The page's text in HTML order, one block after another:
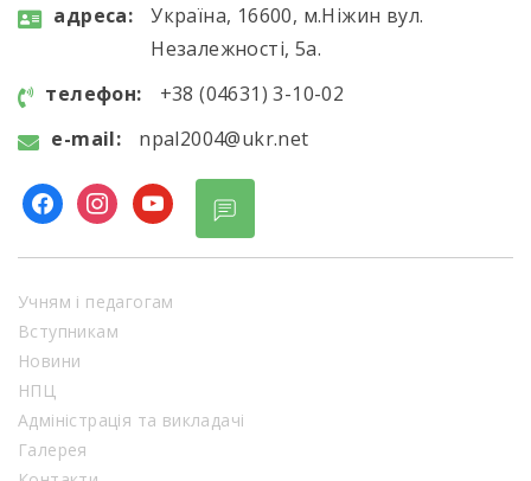
aдресa:
Україна, 16600, м.Ніжин вул.
Незалежності, 5а.
телефон:
+38 (04631) 3-10-02
e-mail:
npal2004@ukr.net
facebookinstagram
youtube
Учням і педагогам
Вступникам
Новини
НПЦ
Адміністрація та викладачі
Галерея